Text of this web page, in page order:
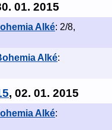
01. 2015
Alké: 2/8,
Alké:
, 02. 01. 2015
Alké: